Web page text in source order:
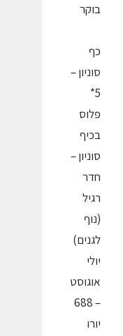
בוקר
כף
סוניון –
5*
פלוס
בכיף
סוניון –
חדר
רגיל
(נוף
לגנים)
יולי
אוגוסט
– 688
יורו